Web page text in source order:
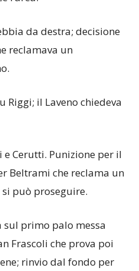
da destra; decisione
reclamava un
Riggi; il Laveno chiedeva
e Cerutti. Punizione per il
Beltrami che reclama un
può proseguire.
primo palo messa
Frascoli che prova poi
rinvio dal fondo per